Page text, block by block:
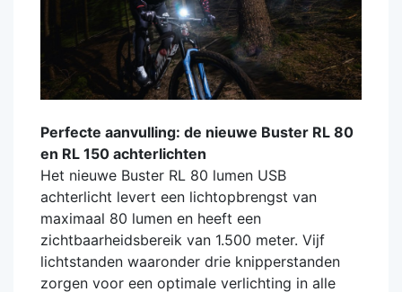
Perfecte aanvulling: de nieuwe Buster RL 80
en RL 150 achterlichten
Het nieuwe Buster RL 80 lumen USB
achterlicht levert een lichtopbrengst van
maximaal 80 lumen en heeft een
zichtbaarheidsbereik van 1.500 meter. Vijf
lichtstanden waaronder drie knipperstanden
zorgen voor een optimale verlichting in alle